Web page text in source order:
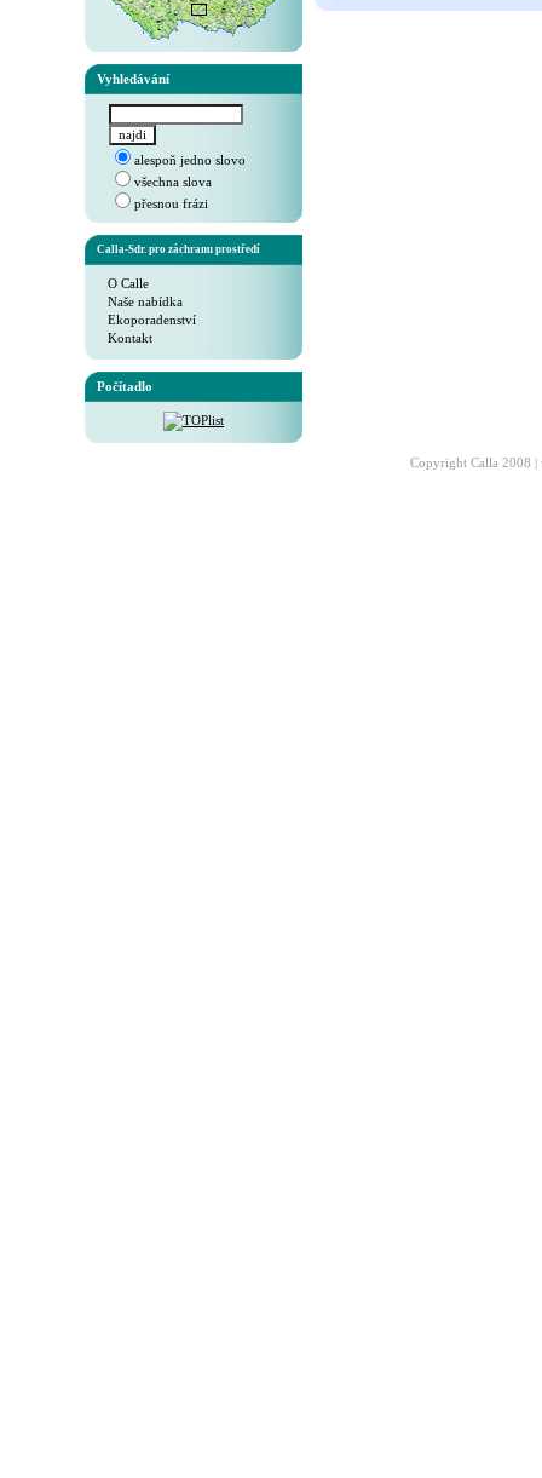
Vyhledávání
alespoň jedno slovo
všechna slova
přesnou frázi
Calla-Sdr. pro záchranu prostředí
O Calle
Naše nabídka
Ekoporadenství
Kontakt
Počítadlo
Copyright Calla 2008 |